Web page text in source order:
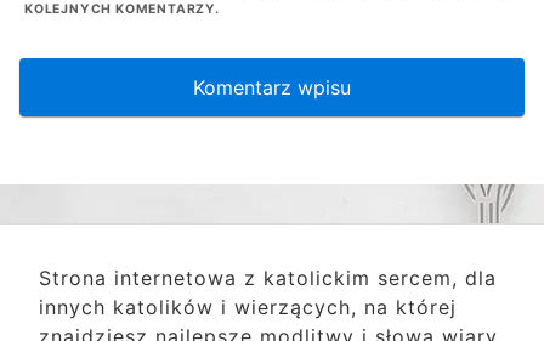
KOLEJNYCH KOMENTARZY.
Strona internetowa z katolickim sercem, dla
innych katolików i wierzących, na której